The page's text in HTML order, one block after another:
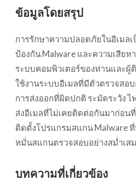
ข้อมูลโดยสรุป
การรักษาความปลอดภัยในอีเมล
ป้องกัน Malware และความเสียห
ระบบคอมพิวเตอร์ของท่านและผู้
ใช้งานระบบอีเมลที่มีตัวตรวจสอบ
การส่งออกที่ผิดปกติ ระมัดระวัง
ส่งอีเมลที่ไม่เคยติดต่อกันมาก่อน
ติดตั้งโปรแกรมสแกน Malware
หมั่นสแกนตรวจสอบอย่างสม่ำเส
บทความที่เกี่ยวข้อง